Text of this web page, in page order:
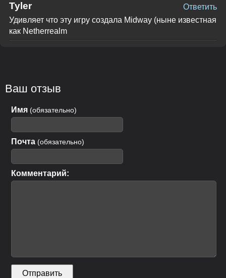
Tyler
Удивляет что эту игру создала Midway (ныне известная
как Netherrealm
Ответить
Ваш отзыв
Имя (обязательно)
Почта (обязательно)
Комментарий: